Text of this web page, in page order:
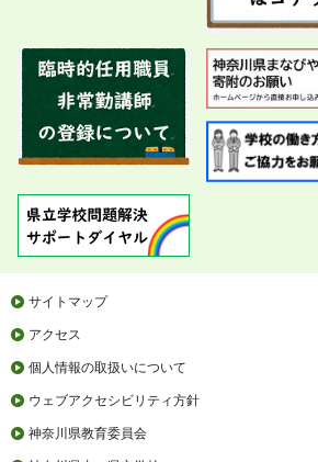
サイトマップ
アクセス
個人情報の取扱いについて
ウェブアクセシビリティ方針
神奈川県教育委員会